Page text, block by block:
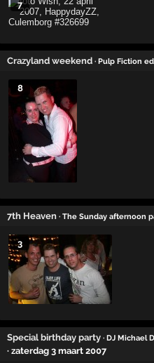
7
Crazyland weekend · Pulp Fiction
8
7th Heaven · The Sunday afternoon
3
Special birthday party · DJ Michael
· zaterdag 3 maart 2007